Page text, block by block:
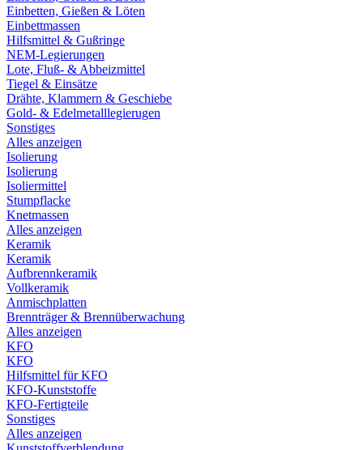
Einbetten, Gießen & Löten
Einbettmassen
Hilfsmittel & Gußringe
NEM-Legierungen
Lote, Fluß- & Abbeizmittel
Tiegel & Einsätze
Drähte, Klammern & Geschiebe
Gold- & Edelmetalllegierugen
Sonstiges
Alles anzeigen
Isolierung
Isolierung
Isoliermittel
Stumpflacke
Knetmassen
Alles anzeigen
Keramik
Keramik
Aufbrennkeramik
Vollkeramik
Anmischplatten
Brennträger & Brennüberwachung
Alles anzeigen
KFO
KFO
Hilfsmittel für KFO
KFO-Kunststoffe
KFO-Fertigteile
Sonstiges
Alles anzeigen